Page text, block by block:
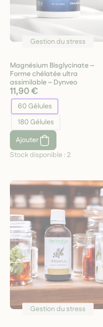
Gestion du stress
Magnésium Bisglycinate –
Forme chélatée ultra
assimilable – Dynveo
11,90 €
60 Gélules
180 Gélules
Ajouter
Stock disponible : 2
Gestion du stress